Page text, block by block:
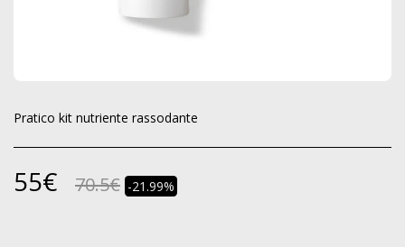
Pratico kit nutriente rassodante
55€ 70.5€ -21.99%